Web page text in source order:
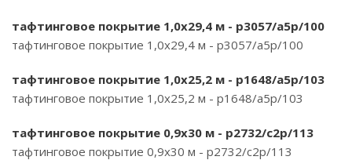
тафтинговое покрытие 1,0х29,4 м - p3057/a5p/100
тафтинговое покрытие 1,0х29,4 м - p3057/a5p/100
тафтинговое покрытие 1,0х25,2 м - p1648/a5p/103
тафтинговое покрытие 1,0х25,2 м - p1648/a5p/103
тафтинговое покрытие 0,9х30 м - p2732/c2p/113
тафтинговое покрытие 0,9х30 м - p2732/c2p/113